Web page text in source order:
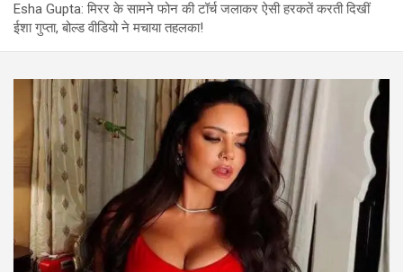
Esha Gupta: मिरर के सामने फोन की टॉर्च जलाकर ऐसी हरकतें करती दिखीं
ईशा गुप्ता, बोल्ड वीडियो ने मचाया तहलका!